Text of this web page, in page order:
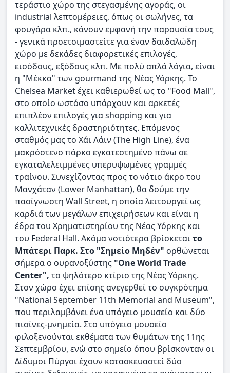
τεράστιο χώρο της στεγασμένης αγοράς, οι
industrial λεπτομέρειες, όπως οι σωλήνες, τα
φουγάρα κλπ., κάνουν εμφανή την παρουσία τους
- γενικά προετοιμαστείτε για έναν δαιδαλώδη
χώρο με δεκάδες διαφορετικές επιλογές,
εισόδους, εξόδους κλπ. Με πολύ απλά λόγια, είναι
η "Μέκκα" των gourmand της Νέας Υόρκης. Το
Chelsea Market έχει καθιερωθεί ως το "Food Mall",
στο οποίο ωστόσο υπάρχουν και αρκετές
επιπλέον επιλογές για shopping και για
καλλιτεχνικές δραστηριότητες. Επόμενος
σταθμός μας το Χάι Λάιν (The High Line), ένα
μακρόστενο πάρκο εγκατεστημένο πάνω σε
εγκαταλελειμμένες υπερυψωμένες γραμμές
τραίνου. Συνεχίζοντας προς το νότιο άκρο του
Μανχάταν (Lower Manhattan), θα δούμε την
πασίγνωστη Wall Street, η οποία λειτουργεί ως
καρδιά των μεγάλων επιχειρήσεων και είναι η
έδρα του Χρηματιστηρίου της Νέας Υόρκης και
του Federal Hall. Ακόμα νοτιότερα βρίσκεταιτο
Μπάτερι Παρκ. Στο "Σημείο Μηδέν" ορθώνεται
σήμερα o ουρανοξύστης "One World Trade
Center", το ψηλότερο κτίριο της Νέας Υόρκης.
Στον χώρο έχει επίσης ανεγερθεί το συγκρότημα
"National September 11th Memorial and Museum",
που περιλαμβάνει ένα υπόγειο μουσείο και δύο
πισίνες-μνημεία. Στο υπόγειο μουσείο
φιλοξενούνται εκθέματα των θυμάτων της 11ης
Σεπτεμβρίου, ενώ στο σημείο όπου βρίσκονταν οι
Δίδυμοι Πύργοι έχουν κατασκευαστεί δύο